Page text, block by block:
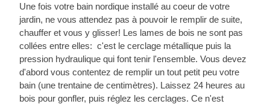
Une fois votre bain nordique installé au coeur de votre
jardin, ne vous attendez pas à pouvoir le remplir de suite,
chauffer et vous y glisser! Les lames de bois ne sont pas
collées entre elles: c'est le cerclage métallique puis la
pression hydraulique qui font tenir l'ensemble. Vous devez
d'abord vous contentez de remplir un tout petit peu votre
bain (une trentaine de centimètres). Laissez 24 heures au
bois pour gonfler, puis réglez les cerclages. Ce n'est